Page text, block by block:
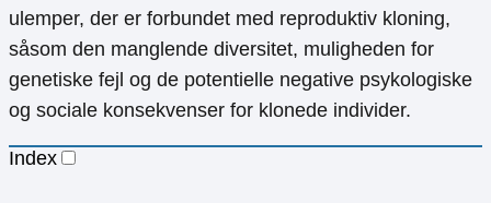
ulemper, der er forbundet med reproduktiv kloning,
såsom den manglende diversitet, muligheden for
genetiske fejl og de potentielle negative psykologiske
og sociale konsekvenser for klonede individer.
Index